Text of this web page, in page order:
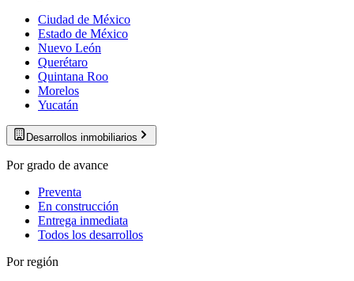
Ciudad de México
Estado de México
Nuevo León
Querétaro
Quintana Roo
Morelos
Yucatán
Desarrollos inmobiliarios
Por grado de avance
Preventa
En construcción
Entrega inmediata
Todos los desarrollos
Por región